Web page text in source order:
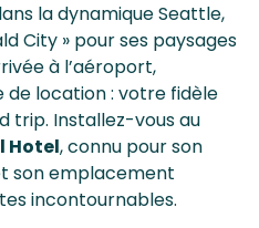
la dynamique Seattle,
City » pour ses paysages
à l’aéroport,
location : votre fidèle
trip. Installez-vous au
Hotel, connu pour son
son emplacement
incontournables.